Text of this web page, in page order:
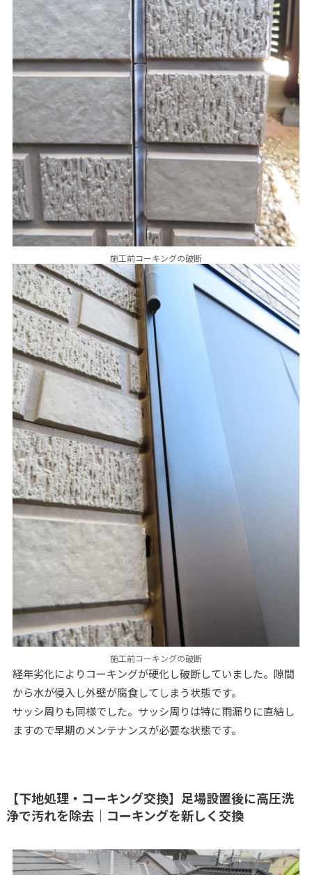
施工前コーキングの破断
施工前コーキングの破断
経年劣化によりコーキングが硬化し破断していました。隙間
から水が侵入し外壁が腐食してしまう状態です。
サッシ周りも同様でした。サッシ周りは特に雨漏りに直結し
ますので早期のメンテナンスが必要な状態です。
【下地処理・コーキング交換】足場設置後に高圧洗
浄で汚れを除去｜コーキングを新しく交換